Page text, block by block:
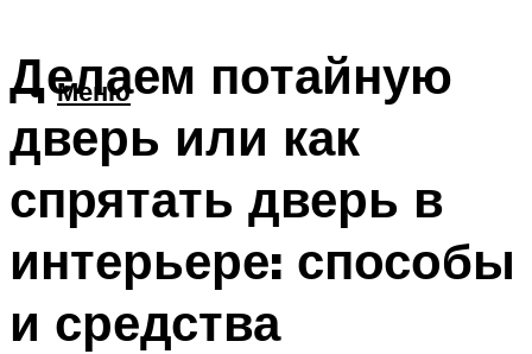
Меню
Делаем потайную
дверь или как
спрятать дверь в
интерьере: способы
и средства